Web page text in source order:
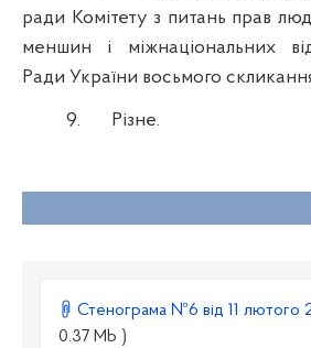
ради Комітету з питань прав
меншин і міжнаціональних
Ради України восьмого
9. Різне.
Стенограма №6 від 11 лютого
0.37 Mb )